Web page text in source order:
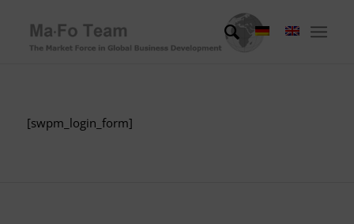
[swpm_login_form]